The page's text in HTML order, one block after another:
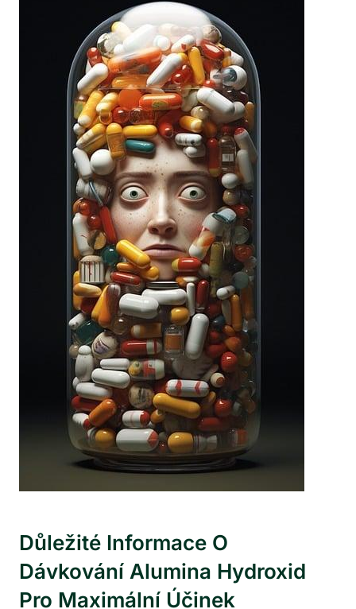
Důležité Informace O
Dávkování Alumina Hydroxid
Pro Maximální Účinek